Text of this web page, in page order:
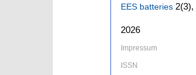
EES batteries 2(3),
2026
Impressum
ISSN